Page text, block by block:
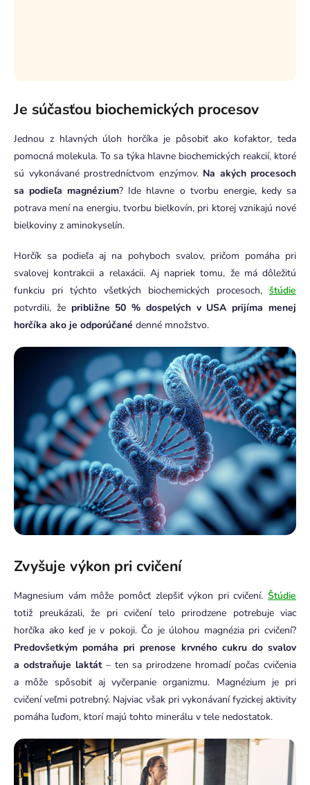
Je súčasťou biochemických procesov
Jednou z hlavných úloh horčíka je pôsobiť ako kofaktor, teda
pomocná molekula. To sa týka hlavne biochemických reakcií, ktoré
sú vykonávané prostredníctvom enzýmov. Na akých procesoch
sa podieľa magnézium? Ide hlavne o tvorbu energie, kedy sa
potrava mení na energiu, tvorbu bielkovín, pri ktorej vznikajú nové
bielkoviny z aminokyselín.
Horčík sa podieľa aj na pohyboch svalov, pričom pomáha pri
svalovej kontrakcii a relaxácii. Aj napriek tomu, že má dôležitú
funkciu pri týchto všetkých biochemických procesoch, štúdie
potvrdili, že približne 50 % dospelých v USA prijíma menej
horčíka ako je odporúčané denné množstvo.
Zvyšuje výkon pri cvičení
Magnesium vám môže pomôcť zlepšiť výkon pri cvičení. Štúdie
totiž preukázali, že pri cvičení telo prirodzene potrebuje viac
horčíka ako keď je v pokoji. Čo je úlohou magnézia pri cvičení?
Predovšetkým pomáha pri prenose krvného cukru do svalov
a odstraňuje laktát– ten sa prirodzene hromadí počas cvičenia
a môže spôsobiť aj vyčerpanie organizmu. Magnézium je pri
cvičení veľmi potrebný. Najviac však pri vykonávaní fyzickej aktivity
pomáha ľuďom, ktorí majú tohto minerálu v tele nedostatok.